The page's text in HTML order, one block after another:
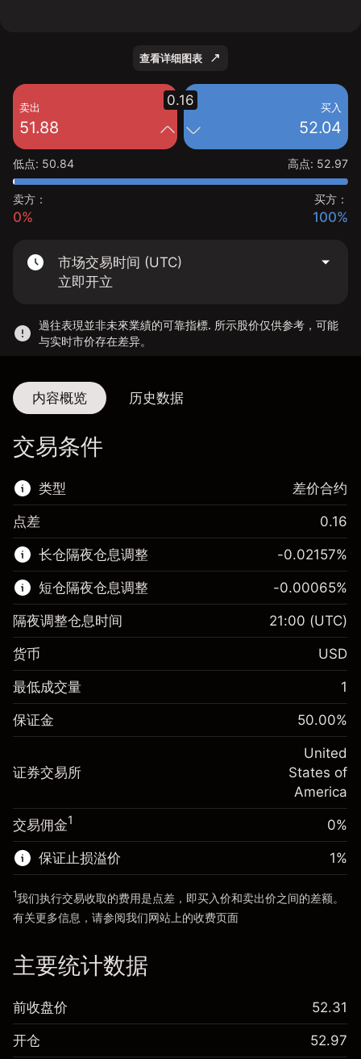
查看详细图表
卖出
51.88
买入
52.04
0.16
低点: 50.84 高点: 52.97
卖方：
0%
买方：
100%
市场交易时间 (UTC)
立即开立
過往表現並非未來業績的可靠指標. 所示股价仅供参考，可能
与实时市价存在差异。
内容概览 历史数据
交易条件
类型
该金融市场可进行差价合约交易。
了解更多:
差价合约
差价合约
点差 0.16
长仓隔夜仓息调整
保证金。您的投资 $1,000.00
隔夜仓息
-0.021568
%
(-$0.43)
来自杠杆的资金 - 美元（大约值）
$1,000.00
前往平台
-0.02157%
短仓隔夜仓息调整
保证金。您的投资 $1,000.00
隔夜仓息
-0.000654
%
(-$0.01)
来自杠杆的资金 - 美元（大约值）$1,000.00
前往平台
-0.00065%
隔夜调整仓息时间 21:00 (UTC)
货币 USD
最低成交量 1
保证金 50.00%
证券交易所
United
States of
America
交易佣金1 0%
保证止损溢价 1%
1我们执行交易收取的费用是点差，即买入价和卖出价之间的差额。
有关更多信息，请参阅我们网站上的收费页面
主要统计数据
前收盘价 52.31
开仓 52.97